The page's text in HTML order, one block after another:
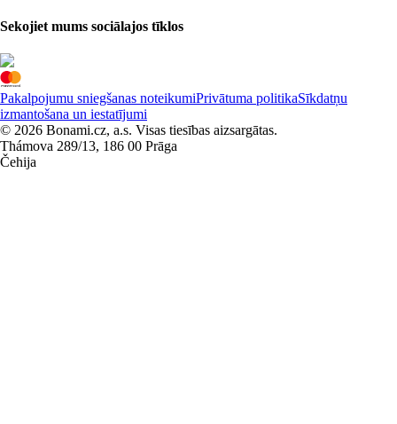
Sekojiet mums sociālajos tīklos
Pakalpojumu sniegšanas noteikumiPrivātuma politikaSīkdatņu
izmantošana un iestatījumi
© 2026 Bonami.cz, a.s. Visas tiesības aizsargātas.
Thámova 289/13, 186 00 Prāga
Čehija